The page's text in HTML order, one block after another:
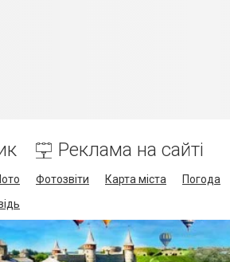
Реклама на сайті
Фотозвіти Карта міста
Погода